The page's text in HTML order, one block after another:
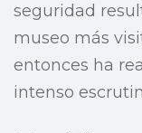
seguridad
museo más
entonces ha
intenso